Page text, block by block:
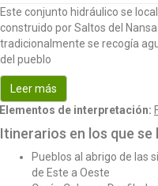
Este conjunto hidráulico se
construido por Saltos del
tradicionalmente se recogía
del pueblo
Leer más
Elementos de interpretación:
Itinerarios en los que se
Pueblos al abrigo de las
de Este a Oeste